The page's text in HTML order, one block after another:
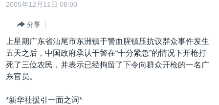
内
转
到
导
航
转
港澳
国际
最新国际新闻
印太
中东
欧洲
分类新闻
经济·金融·贸易
人权·法律·宗教
科教·文娱·体健
美中关系
热点专题
白宫要闻
VOA视频
2005年12月11日 08:00
分享
上星期广东省汕尾市东洲镇干警血腥镇压抗议群众事件发生
五天之后，中国政府承认干警在“十分紧急”的情况下开枪打
死了三位农民，并表示已经拘留了下令向群众开枪的一名广
东官员。
*新华社援引一面之词*